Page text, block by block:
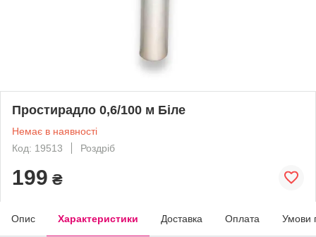
Простирадло 0,6/100 м Біле
Немає в наявності
Код: 19513
Роздріб
199 ₴
Опис Характеристики Доставка Оплата Умови